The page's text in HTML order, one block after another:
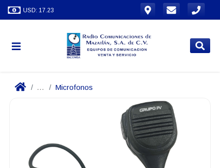
USD: 17.23
... Microfonos